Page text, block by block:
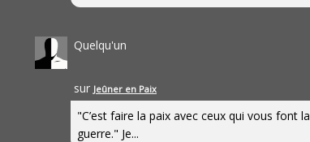
Quelqu'un
sur Jeûner en Paix
"C’est faire la paix avec ceux qui vous font la
guerre." Je...